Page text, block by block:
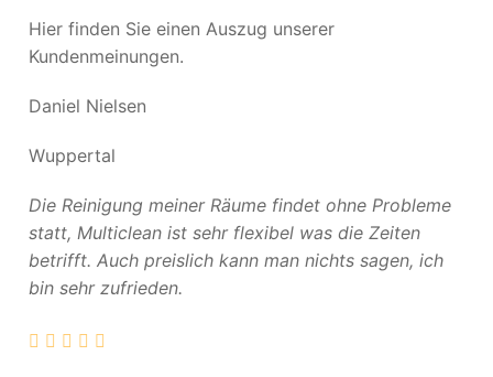
Hier finden Sie einen Auszug unserer
Kundenmeinungen.
Daniel Nielsen
Wuppertal
Die Reinigung meiner Räume findet ohne Probleme
statt, Multiclean ist sehr flexibel was die Zeiten
betrifft. Auch preislich kann man nichts sagen, ich
bin sehr zufrieden.